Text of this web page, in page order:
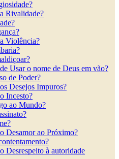
Rivalidade?
Violência?
Usar o nome de Deus em vão?
de Poder?
Desejos Impuros?
Incesto?
ao Mundo?
Desamor ao Próximo?
Desrespeito à autoridade